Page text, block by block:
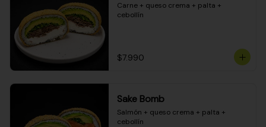
Carne + queso crema + palta +
cebollín
$7.990
Sake Bomb
Salmón + queso crema + palta +
cebollín